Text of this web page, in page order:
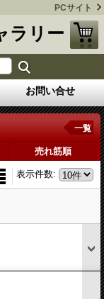
PCサイト
ラリー
お問い合せ
一覧
売れ筋順
表示件数: